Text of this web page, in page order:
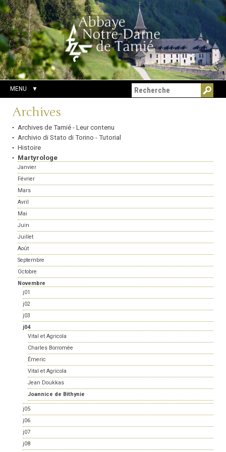
Aller
au
contenu.
|
Aller
à
la
navigation
Outils
personnels
Chercher par
Recherche
avancée…
MENU
Navigation
Archives
Archives de Tamié - Leur contenu
Archivio di Stato di Torino - Tutorial
Histoire
Martyrologe
Janvier
Février
Mars
Avril
Mai
Juin
Juillet
Août
Septembre
Octobre
Novembre
j01
j02
j03
j04
Vital et Agricola
Charles Borromée
Émeric
Vital et Agricola
Jean Doukkas
Joannice de Bithynie
j05
j06
j07
j08